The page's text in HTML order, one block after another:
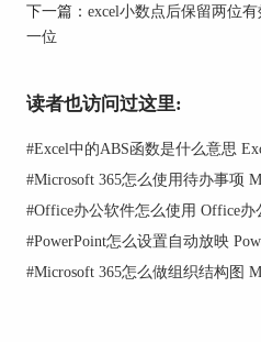
7、想要查看源数据的不
据透视表将行移动到列或
以上就是excel数据透视表
家都很好奇这么好用的
呢？下面的内容会接着给
二、excel数据透视表怎么
excel数据透视表的应用场
其实也很简单，下面将在
下一篇： excel小数点后保留两位
一位
读者也访问过这里:
#Excel中的ABS函数是什么意思
#Microsoft 365怎么使用待办事项
#Office办公软件怎么使用 Office办
#PowerPoint怎么设置自动放映
#Microsoft 365怎么做组织结构图